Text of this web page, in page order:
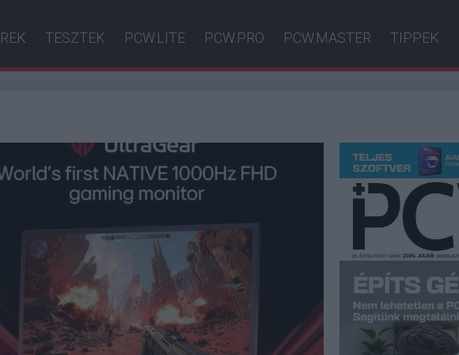
TESZTEK PCW.LITE PCW.PRO PCW.MASTER TIPPEK